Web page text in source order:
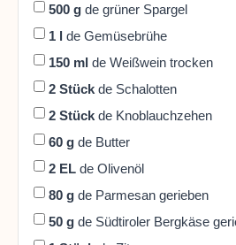
500 g de grüner Spargel
1 l de Gemüsebrühe
150 ml de Weißwein trocken
2 Stück de Schalotten
2 Stück de Knoblauchzehen
60 g de Butter
2 EL de Olivenöl
80 g de Parmesan gerieben
50 g de Südtiroler Bergkäse